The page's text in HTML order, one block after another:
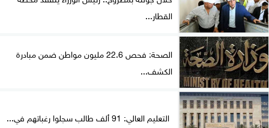
القطار...
الصحة: فحص 22.6 مليون مواطن ضمن مبادرة
الكشف...
التعليم العالي: 91 ألف طالب سجلوا رغباتهم في...